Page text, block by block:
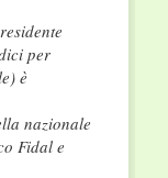
per
è
nazionale
Fidal e